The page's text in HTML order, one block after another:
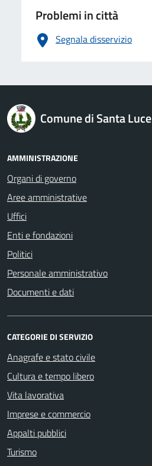
Problemi in città
Segnala disservizio
logo Unione Europea
Comune di Santa Luce
AMMINISTRAZIONE
Organi di governo
Aree amministrative
Uffici
Enti e fondazioni
Politici
Personale amministrativo
Documenti e dati
CATEGORIE DI SERVIZIO
Anagrafe e stato civile
Cultura e tempo libero
Vita lavorativa
Imprese e commercio
Appalti pubblici
Turismo